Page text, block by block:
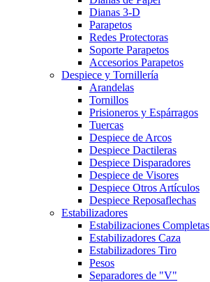
Dianas 3-D
Parapetos
Redes Protectoras
Soporte Parapetos
Accesorios Parapetos
Despiece y Tornillería
Arandelas
Tornillos
Prisioneros y Espárragos
Tuercas
Despiece de Arcos
Despiece Dactileras
Despiece Disparadores
Despiece de Visores
Despiece Otros Artículos
Despiece Reposaflechas
Estabilizadores
Estabilizaciones Completas
Estabilizadores Caza
Estabilizadores Tiro
Pesos
Separadores de "V"